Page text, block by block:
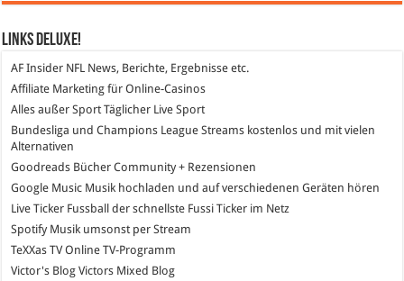
Links DeLuXe!
AF Insider NFL News, Berichte, Ergebnisse etc.
Affiliate Marketing für Online-Casinos
Alles außer Sport Täglicher Live Sport
Bundesliga und Champions League Streams kostenlos und mit vielen
Alternativen
Goodreads Bücher Community + Rezensionen
Google Music Musik hochladen und auf verschiedenen Geräten hören
Live Ticker Fussball
der schnellste Fussi Ticker im Netz
SpotifyMusik umsonst per Stream
TeXXas TVOnline TV-Programm
Victor's Blog Victors Mixed Blog